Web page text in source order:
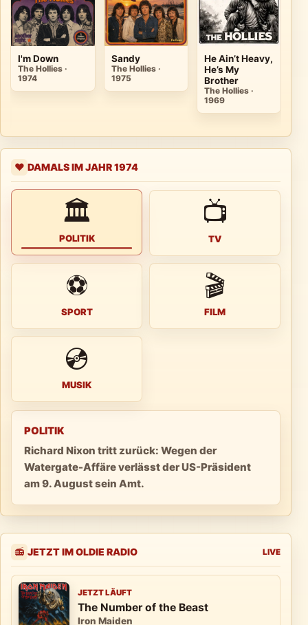
I'm Down
The Hollies ·
1974
Sandy
The Hollies ·
1975
He Ain’t Heavy,
He’s My
Brother
The Hollies ·
1969
❤️ DAMALS IM JAHR 1974
🏛
POLITIK
📺
TV
⚽
SPORT
🎬
FILM
💿
MUSIK
POLITIK
Richard Nixon tritt zurück: Wegen der
Watergate-Affäre verlässt der US-Präsident
am 9. August sein Amt.
📻 JETZT IM OLDIE RADIO LIVE
JETZT LÄUFT
The Number of the Beast
Iron Maiden